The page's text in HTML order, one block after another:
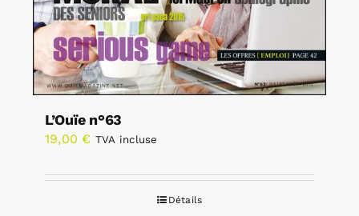
L’Ouïe n°63
19,00 € TVA incluse
Détails